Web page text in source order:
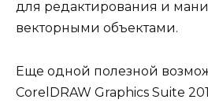
для редактирования и
векторными объектами.
Еще одной полезной
CorelDRAW Graphics Suite